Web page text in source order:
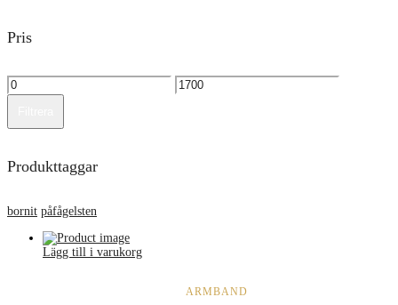
Pris
Min
pris
Max
pris
Produkttaggar
bornit påfågelsten
Lägg till i varukorg
ARMBAND